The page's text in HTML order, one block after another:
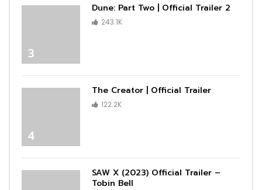
3
Dune: Part Two | Official Trailer 2
243.1K
4
The Creator | Official Trailer
122.2K
SAW X (2023) Official Trailer –
Tobin Bell